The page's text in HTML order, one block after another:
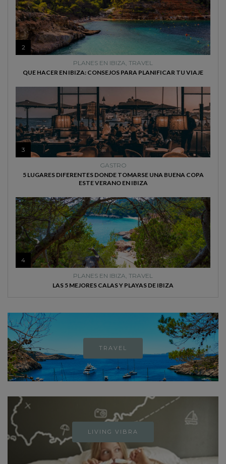
2
PLANES EN IBIZA, TRAVEL
QUE HACER EN IBIZA: CONSEJOS PARA PLANIFICAR TU VIAJE
3
GASTRO
5 LUGARES DIFERENTES DONDE TOMARSE UNA BUENA COPA
ESTE VERANO EN IBIZA
4
PLANES EN IBIZA, TRAVEL
LAS 5 MEJORES CALAS Y PLAYAS DE IBIZA
TRAVEL
LIVING VIBRA